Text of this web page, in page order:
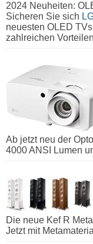
2024 Neuheiten:
Sicheren Sie sich
neuesten OLED
zahlreichen
Ab jetzt neu der
4000 ANSI Lumen
Die neue Kef R
Jetzt mit